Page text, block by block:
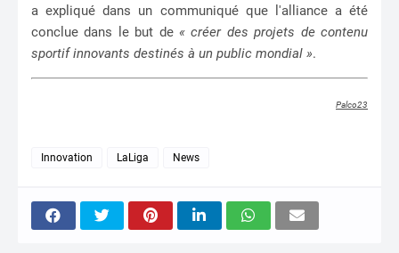
a expliqué dans un communiqué que l'alliance a été
conclue dans le but de « créer des projets de contenu
sportif innovants destinés à un public mondial ».
Palco23
Innovation LaLiga News